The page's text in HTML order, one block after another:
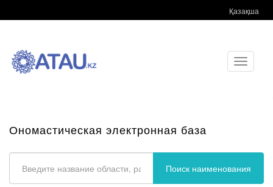
Қазақша
Toggle
Ономастическая электронная база
Поиск наименования